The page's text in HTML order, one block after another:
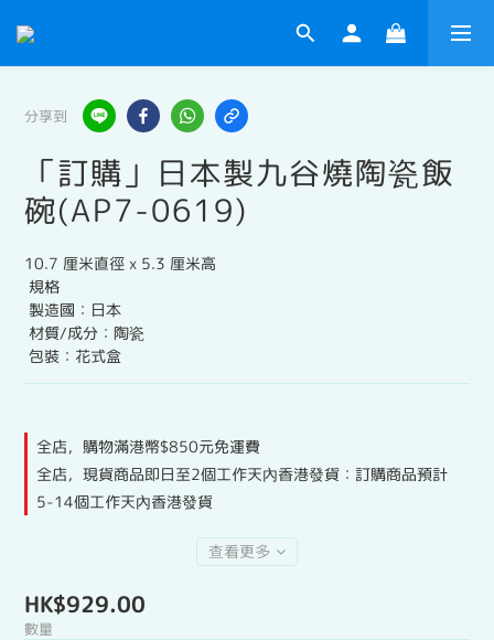
分享到
「訂購」日本製九谷燒陶瓷飯
碗(AP7-0619)
10.7 厘米直徑 x 5.3 厘米高
規格
製造國：日本
材質/成分：陶瓷
包裝：花式盒
全店，購物滿港幣$850元免運費
全店，現貨商品即日至2個工作天內香港發貨：訂購商品預計
5-14個工作天內香港發貨
查看更多
HK$929.00
數量